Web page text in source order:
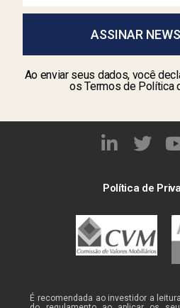
ASSINAR
Ao enviar seus dados, você
os Termos de Política
Política de
É recomendada ao investidor a